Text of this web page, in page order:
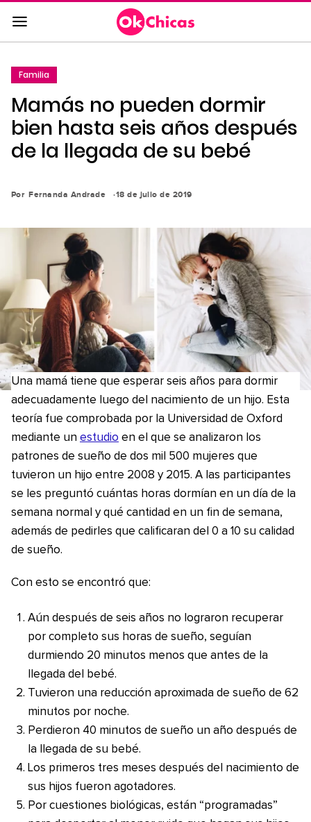
Saltar
al
contenido
a
la
navegación
principal
Familia
Mamás no pueden dormir
bien hasta seis años después
de la llegada de su bebé
Por Fernanda Andrade 18 de julio de 2019
Una mamá tiene que esperar seis años para dormir
adecuadamente luego del nacimiento de un hijo. Esta
teoría fue comprobada por la Universidad de Oxford
mediante un estudio en el que se analizaron los
patrones de sueño de dos mil 500 mujeres que
tuvieron un hijo entre 2008 y 2015. A las participantes
se les preguntó cuántas horas dormían en un día de la
semana normal y qué cantidad en un fin de semana,
además de pedirles que calificaran del 0 a 10 su calidad
de sueño.
Con esto se encontró que:
Aún después de seis años no lograron recuperar
por completo sus horas de sueño, seguían
durmiendo 20 minutos menos que antes de la
llegada del bebé.
Tuvieron una reducción aproximada de sueño de 62
minutos por noche.
Perdieron 40 minutos de sueño un año después de
la llegada de su bebé.
Los primeros tres meses después del nacimiento de
sus hijos fueron agotadores.
Por cuestiones biológicas, están “programadas”